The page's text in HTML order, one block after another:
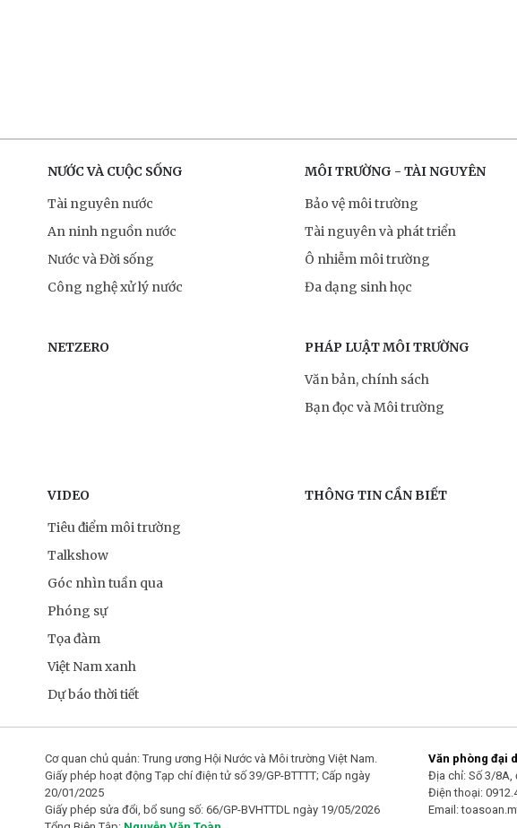
NƯỚC VÀ CUỘC SỐNG
Tài nguyên nước
An ninh nguồn nước
Nước và Đời sống
Công nghệ xử lý nước
MÔI TRƯỜNG - TÀI NGUYÊN
Bảo vệ môi trường
Tài nguyên và phát triển
Ô nhiễm môi trường
Đa dạng sinh học
NETZERO
PHÁP LUẬT MÔI TRƯỜNG
Văn bản, chính sách
Bạn đọc và Môi trường
VIDEO
Tiêu điểm môi trường
Talkshow
Góc nhìn tuần qua
Phóng sự
Tọa đàm
Việt Nam xanh
Dự báo thời tiết
THÔNG TIN CẦN BIẾT
Cơ quan chủ quản: Trung ương Hội Nước và Môi trường Việt Nam.
Giấy phép hoạt động Tạp chí điện tử số 39/GP-BTTTT; Cấp ngày
20/01/2025
Giấy phép sửa đổi, bổ sung số: 66/GP-BVHTTDL ngày 19/05/2026
Văn phòng đại
Địa chỉ: Số 3/8A,
Điện thoại:
Email: